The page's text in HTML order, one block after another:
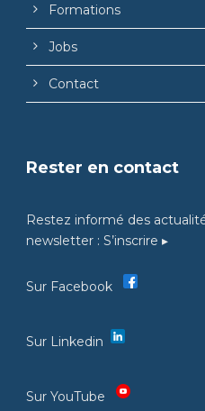
Formations
Jobs
Contact
Rester en contact
Restez informé des
newsletter : S’inscrire ▸
Sur Facebook
Sur Linkedin
Sur YouTube